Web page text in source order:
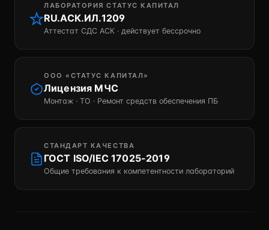
ЛАБОРАТОРИЯ СТАТУС КАПИТАЛ
RU.АСК.ИЛ.1209
Аттестат СДС АСК · действует бессрочно
ООО «СТАТУС КАПИТАЛ»
Лицензия МЧС
Монтаж · ТО · Ремонт средств обеспечения ПБ
СТАНДАРТ КАЧЕСТВА
ГОСТ ISO/IEC 17025-2019
Общие требования к компетентности лабораторий